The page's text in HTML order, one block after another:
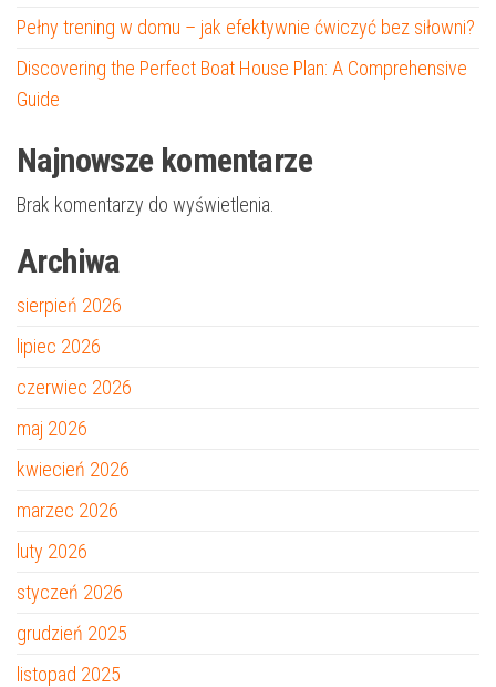
Pełny trening w domu – jak efektywnie ćwiczyć bez siłowni?
Discovering the Perfect Boat House Plan: A Comprehensive
Guide
Najnowsze komentarze
Brak komentarzy do wyświetlenia.
Archiwa
sierpień 2026
lipiec 2026
czerwiec 2026
maj 2026
kwiecień 2026
marzec 2026
luty 2026
styczeń 2026
grudzień 2025
listopad 2025